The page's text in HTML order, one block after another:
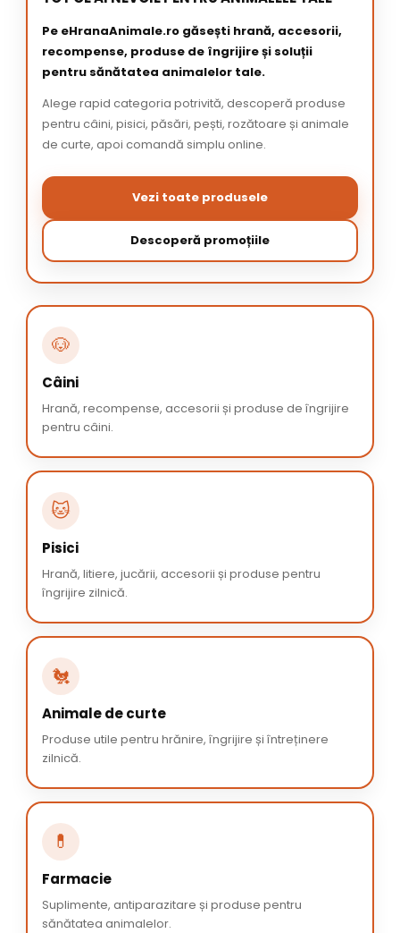
Pe eHranaAnimale.ro găsești hrană, accesorii,
recompense, produse de îngrijire și soluții
pentru sănătatea animalelor tale.
Alege rapid categoria potrivită, descoperă produse
pentru câini, pisici, păsări, pești, rozătoare și animale
de curte, apoi comandă simplu online.
Vezi toate produsele
Descoperă promoțiile
🐶
Câini
Hrană, recompense, accesorii și produse de îngrijire
pentru câini.
🐱
Pisici
Hrană, litiere, jucării, accesorii și produse pentru
îngrijire zilnică.
🐔
Animale de curte
Produse utile pentru hrănire, îngrijire și întreținere
zilnică.
💊
Farmacie
Suplimente, antiparazitare și produse pentru
sănătatea animalelor.